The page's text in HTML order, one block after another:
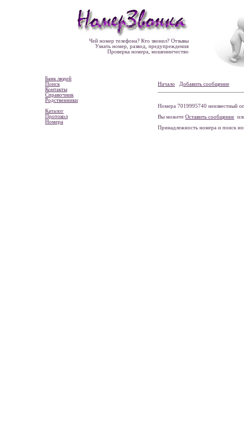
Чей номер телефона? Кто звонил? Отзывы
Узнать номер, развод, предупреждения
Проверка номера, мошенничество
Банк людей
Поиск
Контакты
Справочник
Родственники
Каталог
Протокол
Номера
Начало
Добавить сообщение
Номера 7019995740 неизвестный
Вы можете Оставить сообщение
Принадлежность номера и поиск